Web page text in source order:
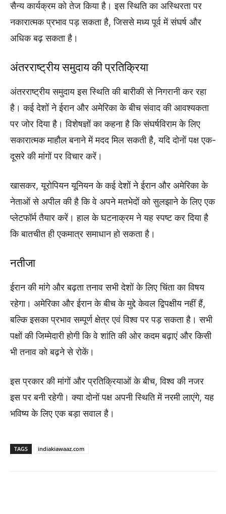
सैन्य कार्यक्रम को तेज किया है। इस स्थिति का अस्थिरता पर
नकारात्मक प्रभाव पड़ सकता है, जिससे मध्य पूर्व में संघर्ष और
अधिक बढ़ सकता है।
अंतरराष्ट्रीय समुदाय की प्रतिक्रिया
अंतरराष्ट्रीय समुदाय इस स्थिति की बारीकी से निगरानी कर रहा
है। कई देशों ने ईरान और अमेरिका के बीच संवाद की आवश्यकता
पर जोर दिया है। विशेषज्ञों का कहना है कि संघर्षविराम के लिए
सकारात्मक माहौल बनाने में मदद मिल सकती है, यदि दोनों पक्ष एक-
दूसरे की मांगों पर विचार करें।
खासकर, यूरोपियन यूनियन के कई देशों ने ईरान और अमेरिका के
नेताओं से अपील की है कि वे अपने मतभेदों को सुलझाने के लिए एक
प्लेटफॉर्म तैयार करें। हाल के घटनाक्रम ने यह स्पष्ट कर दिया है
कि बातचीत ही एकमात्र समाधान हो सकता है।
नतीजा
ईरान की मांगे और बढ़ता तनाव सभी देशों के लिए चिंता का विषय
रहेगा। अमेरिका और ईरान के बीच के मुद्दे केवल द्विपक्षीय नहीं हैं,
बल्कि इसका प्रभाव सम्पूर्ण क्षेत्र एवं विश्व पर पड़ सकता है। सभी
पक्षों की जिम्मेदारी होगी कि वे शांति की ओर कदम बढ़ाएं और किसी
भी तनाव को बढ़ने से रोकें।
इस प्रकार की मांगों और प्रतिक्रियाओं के बीच, विश्व की नजर
इस पर बनी रहेगी। क्या दोनों पक्ष अपनी स्थिति में नरमी लाएंगे, यह
भविष्य के लिए एक बड़ा सवाल है।
TAGS indiakiawaaz.com